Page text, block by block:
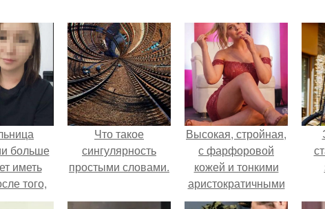
больше
иметь
того,
сделали
Что такое
сингулярность
простыми словами.
Высокая, стройная,
с фарфоровой
кожей и тонкими
аристократичными
чертами, эль